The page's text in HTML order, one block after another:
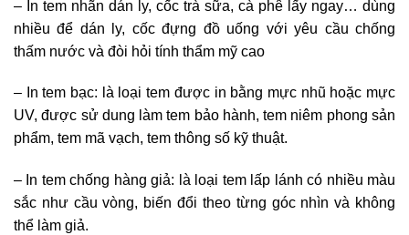
– In tem nhãn dán ly, cốc trà sữa, cà phê lấy ngay… dùng
nhiều để dán ly, cốc đựng đồ uống với yêu cầu chống
thấm nước và đòi hỏi tính thẩm mỹ cao
– In tem bạc: là loại tem được in bằng mực nhũ hoặc mực
UV, được sử dung làm tem bảo hành, tem niêm phong sản
phẩm, tem mã vạch, tem thông số kỹ thuật.
– In tem chống hàng giả: là loại tem lấp lánh có nhiều màu
sắc như cầu vòng, biến đổi theo từng góc nhìn và không
thể làm giả.